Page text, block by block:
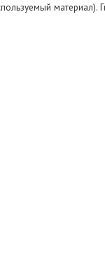
материал).